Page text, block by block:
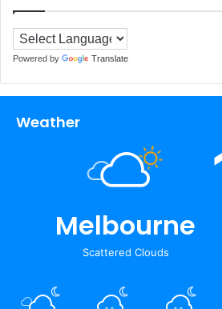
Powered by Translate
Weather
Melbourne
Scattered Clouds